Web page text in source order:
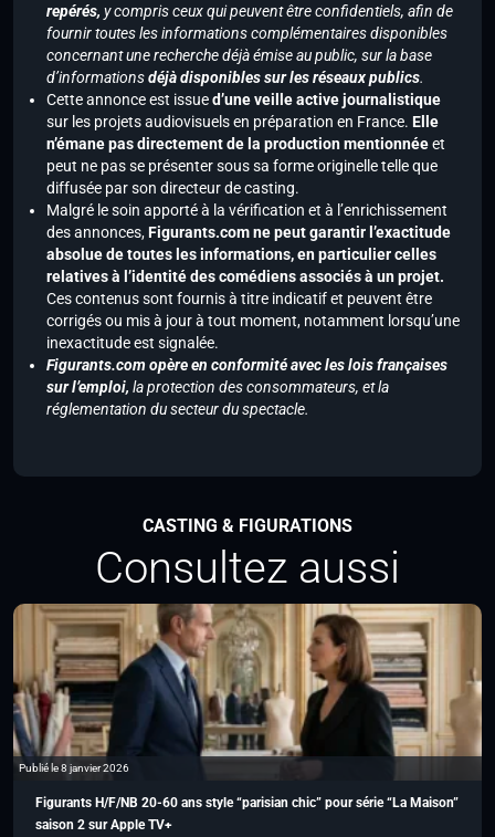
repérés, y compris ceux qui peuvent être confidentiels, afin de
fournir toutes les informations complémentaires disponibles
concernant une recherche déjà émise au public, sur la base
d’informationsdéjà disponibles sur les réseaux publics.
Cette annonce est issued’une veille active journalistique
sur les projets audiovisuels en préparation en France. Elle
n’émane pas directement de la production mentionnéeet
peut ne pas se présenter sous sa forme originelle telle que
diffusée par son directeur de casting.
Malgré le soin apporté à la vérification et à l’enrichissement
des annonces,Figurants.com ne peut garantir l’exactitude
absolue de toutes les informations, en particulier celles
relatives à l’identité des comédiens associés à un projet.
Ces contenus sont fournis à titre indicatif et peuvent être
corrigés ou mis à jour à tout moment, notamment lorsqu’une
inexactitude est signalée.
Figurants.com opère en conformité avec les lois françaises
sur l’emploi, la protection des consommateurs, et la
réglementation du secteur du spectacle.
CASTING & FIGURATIONS
Consultez aussi
Publié le 8 janvier 2026
Figurants H/F/NB 20-60 ans style “parisian chic” pour série “La Maison”
saison 2 sur Apple TV+